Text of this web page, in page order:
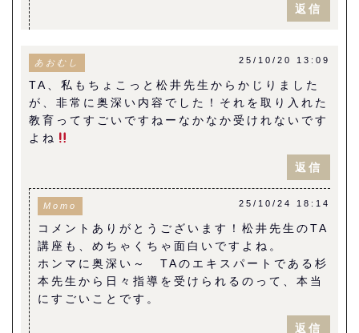
返信
あおむし 25/10/20 13:09
TA、私もちょこっと松井先生からかじりました
が、非常に奥深い内容でした！それを取り入れた
教育ってすごいですねーなかなか受けれないです
よね
返信
Momo 25/10/24 18:14
コメントありがとうございます！松井先生のTA
講座も、めちゃくちゃ面白いですよね。
ホンマに奥深い～ TAのエキスパートである杉
本先生から日々指導を受けられるのって、本当
にすごいことです。
返信